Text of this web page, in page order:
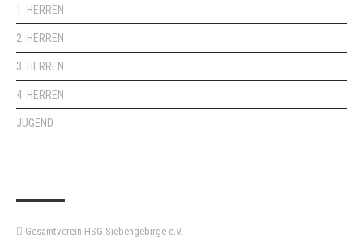
1. HERREN
2. HERREN
3. HERREN
4. HERREN
JUGEND
Gesamtverein HSG Siebengebirge e.V.